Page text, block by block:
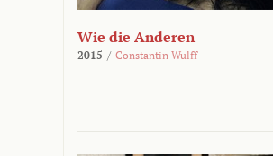
Wie die Anderen
2015 / Constantin Wulff